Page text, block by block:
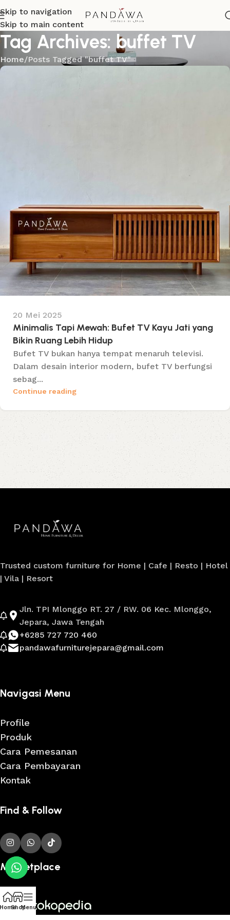
Skip to navigation
Skip to main content
Tag Archives: buffet TV
Home Posts Tagged "buffet TV"
20 Mei 2025
Minimalis Tapi Mewah: Bufet TV Kayu Jati yang
Bikin Ruang Lebih Hidup
Bufet TV bukan hanya tempat menaruh televisi.
Dalam desain interior modern, bufet TV berfungsi
sebag...
Continue reading
Trusted custom furniture for Home | Cafe | Resto | Hotel
| Vila | Resort
Jln. TPI Mlonggo RT. 27 / RW. 06 Kec. Mlonggo,
Jepara, Jawa Tengah
+6285 727 720 460
pandawafurniturejepara@gmail.com
Navigasi Menu
Profile
Produk
Cara Pemesanan
Cara Pembayaran
Kontak
Find & Follow
Marketplace
HomeShopMenu